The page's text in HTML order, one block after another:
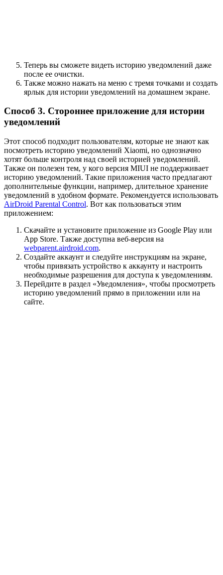
Теперь вы сможете видеть историю уведомлений даже
после ее очистки.
Также можно нажать на меню с тремя точками и создать
ярлык для истории уведомлений на домашнем экране.
Способ 3. Стороннее приложение для истории
уведомлений
Этот способ подходит пользователям, которые не знают как
посмотреть историю уведомлений Xiaomi, но однозначно
хотят больше контроля над своей историей уведомлений.
Также он полезен тем, у кого версия MIUI не поддерживает
историю уведомлений. Такие приложения часто предлагают
дополнительные функции, например, длительное хранение
уведомлений в удобном формате. Рекомендуется использовать
AirDroid Parental Control. Вот как пользоваться этим
приложением:
Скачайте и установите приложение из Google Play или
App Store. Также доступна веб-версия на
webparent.airdroid.com.
Создайте аккаунт и следуйте инструкциям на экране,
чтобы привязать устройство к аккаунту и настроить
необходимые разрешения для доступа к уведомлениям.
Перейдите в раздел «Уведомления», чтобы просмотреть
историю уведомлений прямо в приложении или на
сайте.